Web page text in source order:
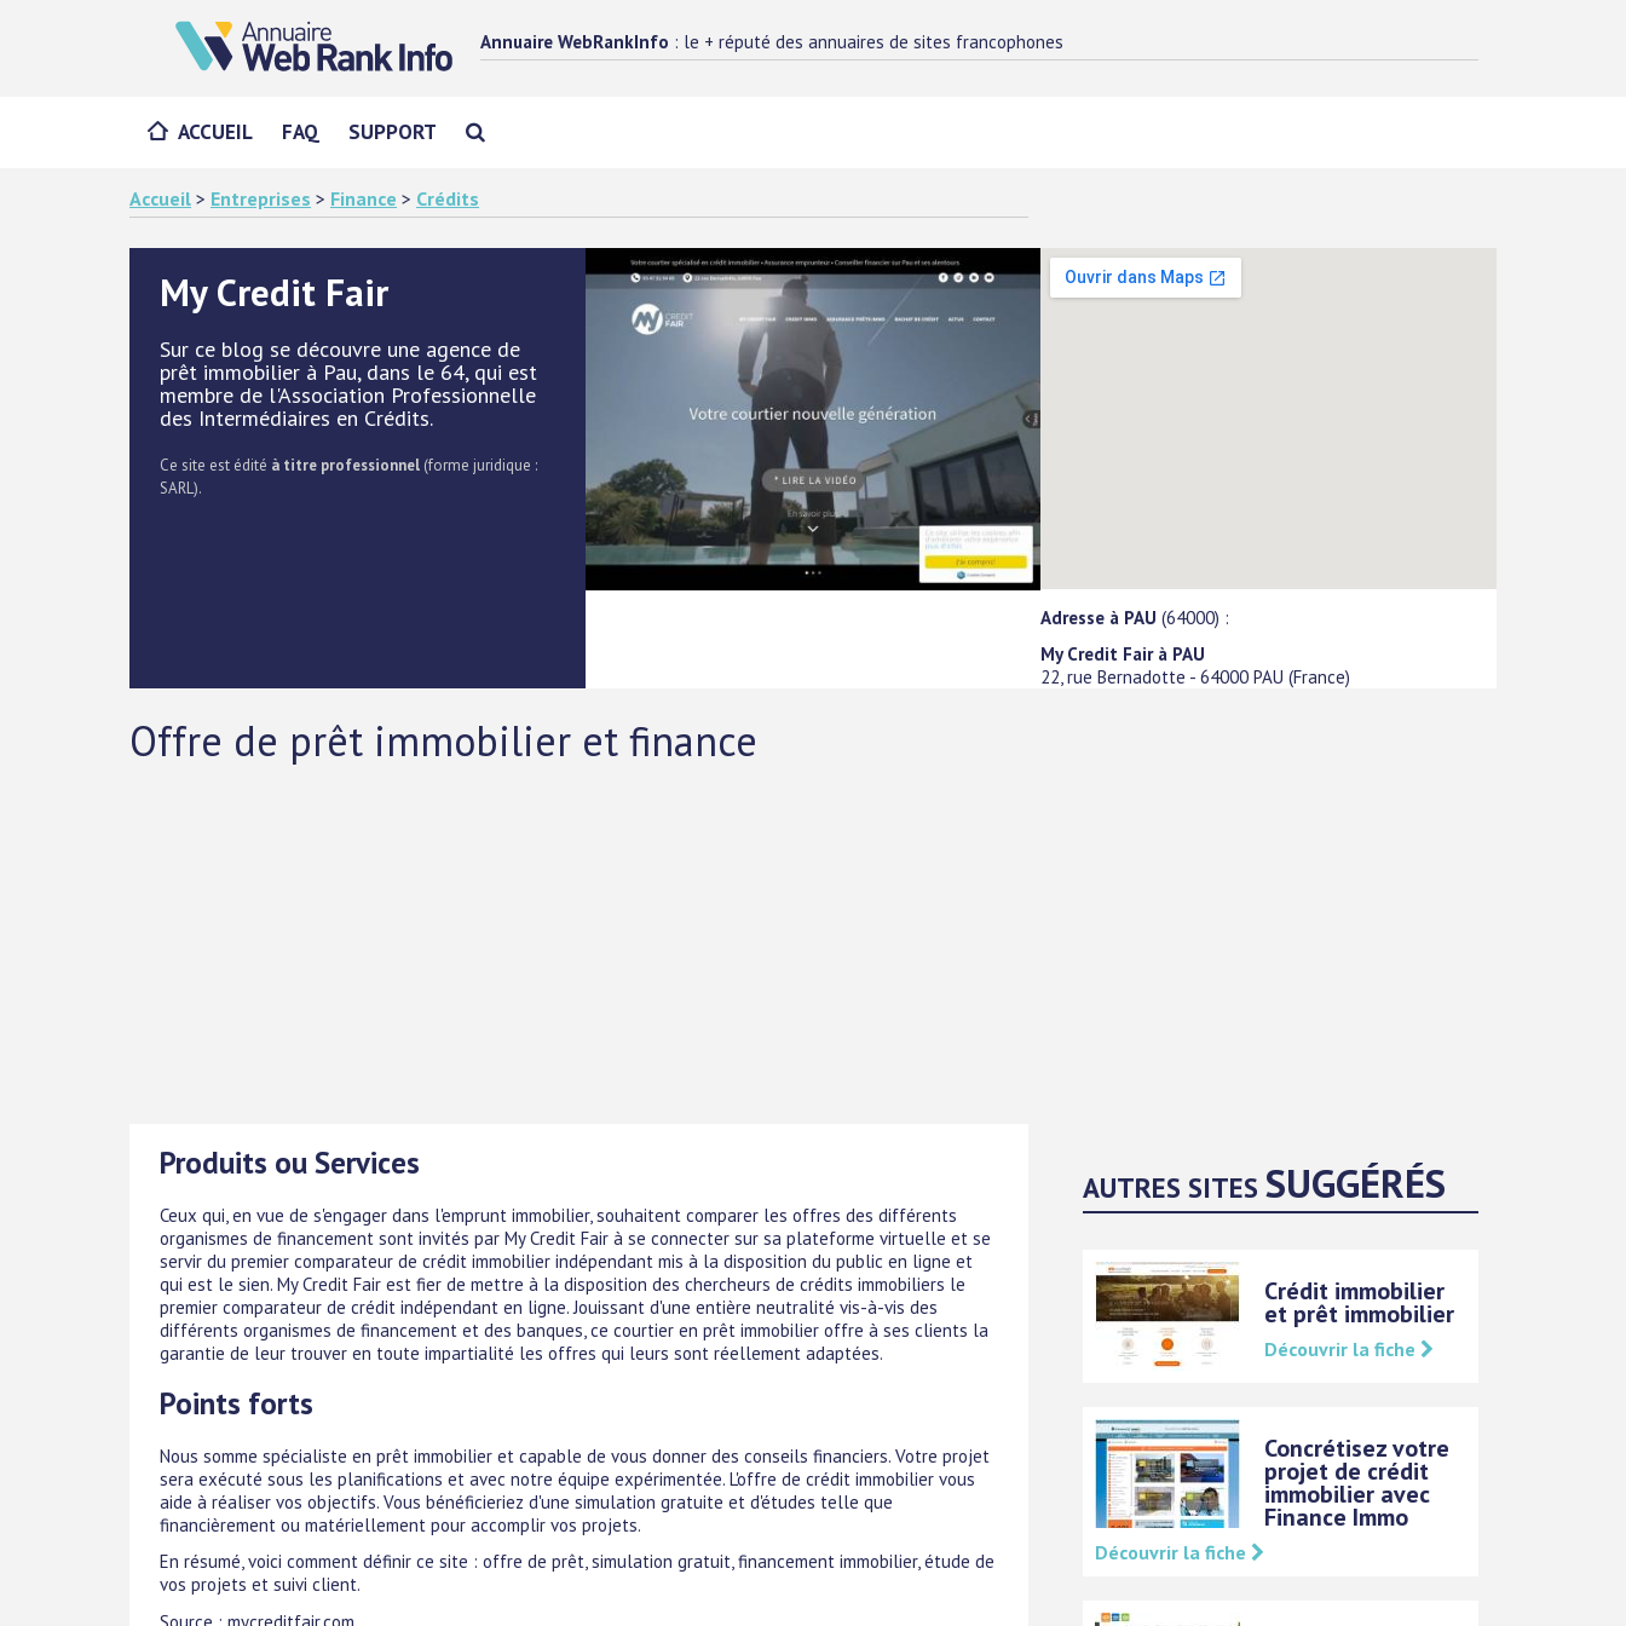
Annuaire WebRankInfo : le + réputé des annuaires de sites francophones
ACCUEIL FAQ SUPPORT
Accueil > Entreprises > Finance > Crédits
My Credit Fair
Sur ce blog se découvre une agence de
prêt immobilier à Pau, dans le 64, qui est
membre de l'Association Professionnelle
des Intermédiaires en Crédits.
Ce site est édité à titre professionnel (forme juridique :
SARL).
Adresse à PAU (64000) :
My Credit Fair à PAU
22, rue Bernadotte -64000 PAU (France)
Offre de prêt immobilier et finance
Produits ou Services
Ceux qui, en vue de s'engager dans l'emprunt immobilier, souhaitent comparer les offres des différents
organismes de financement sont invités par My Credit Fair à se connecter sur sa plateforme virtuelle et se
servir du premier comparateur de crédit immobilier indépendant mis à la disposition du public en ligne et
qui est le sien. My Credit Fair est fier de mettre à la disposition des chercheurs de crédits immobiliers le
premier comparateur de crédit indépendant en ligne. Jouissant d'une entière neutralité vis-à-vis des
différents organismes de financement et des banques, ce courtier en prêt immobilier offre à ses clients la
garantie de leur trouver en toute impartialité les offres qui leurs sont réellement adaptées.
Points forts
Nous somme spécialiste en prêt immobilier et capable de vous donner des conseils financiers. Votre projet
sera exécuté sous les planifications et avec notre équipe expérimentée. L'offre de crédit immobilier vous
aide à réaliser vos objectifs. Vous bénéficieriez d'une simulation gratuite et d'études telle que
financièrement ou matériellement pour accomplir vos projets.
En résumé, voici comment définir ce site : offre de prêt, simulation gratuit, financement immobilier, étude de
vos projets et suivi client.
Source : mycreditfair.com
AUTRES SITESSUGGÉRÉS
Crédit immobilier
et prêt immobilier
Découvrir la fiche
Concrétisez votre
projet de crédit
immobilier avec
Finance Immo
Découvrir la fiche